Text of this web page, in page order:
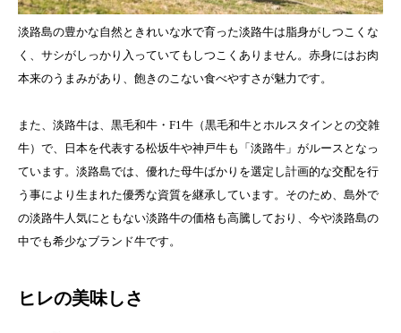
淡路島の豊かな自然ときれいな水で育った淡路牛は脂身がしつこくな
く、サシがしっかり入っていてもしつこくありません。赤身にはお肉
本来のうまみがあり、飽きのこない食べやすさが魅力です。
また、淡路牛は、黒毛和牛・F1牛（黒毛和牛とホルスタインとの交雑
牛）で、日本を代表する松坂牛や神戸牛も「淡路牛」がルースとなっ
ています。淡路島では、優れた母牛ばかりを選定し計画的な交配を行
う事により生まれた優秀な資質を継承しています。そのため、島外で
の淡路牛人気にともない淡路牛の価格も高騰しており、今や淡路島の
中でも希少なブランド牛です。
ヒレの美味しさ